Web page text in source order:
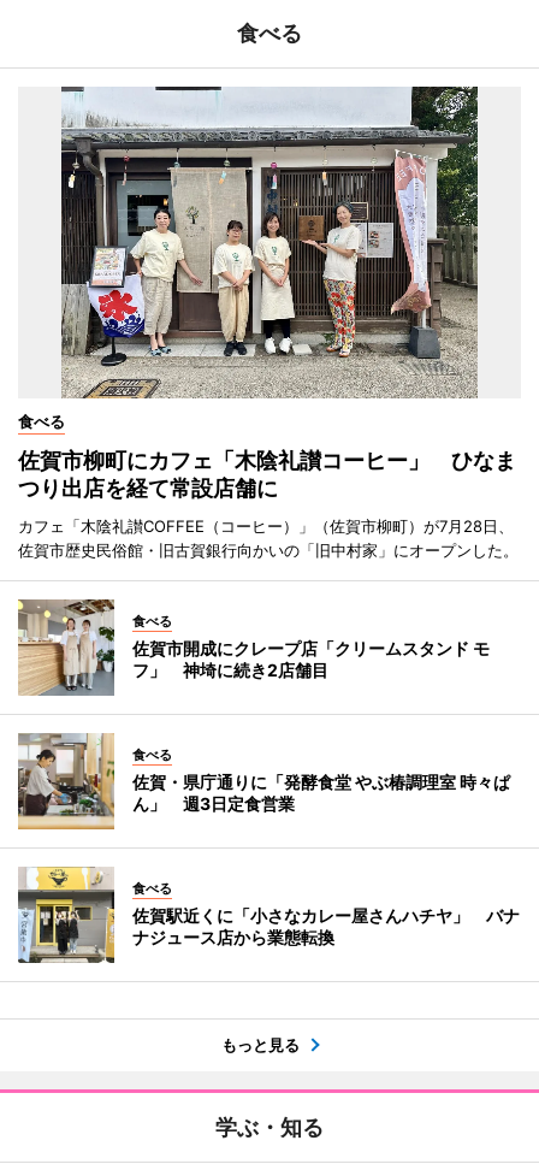
食べる
食べる
佐賀市柳町にカフェ「木陰礼讃コーヒー」 ひなま
つり出店を経て常設店舗に
カフェ「木陰礼讃COFFEE（コーヒー）」（佐賀市柳町）が7月28日、
佐賀市歴史民俗館・旧古賀銀行向かいの「旧中村家」にオープンした。
食べる
佐賀市開成にクレープ店「クリームスタンド モ
フ」 神埼に続き2店舗目
食べる
佐賀・県庁通りに「発酵食堂 やぶ椿調理室 時々ぱ
ん」 週3日定食営業
食べる
佐賀駅近くに「小さなカレー屋さんハチヤ」 バナ
ナジュース店から業態転換
もっと見る
学ぶ・知る